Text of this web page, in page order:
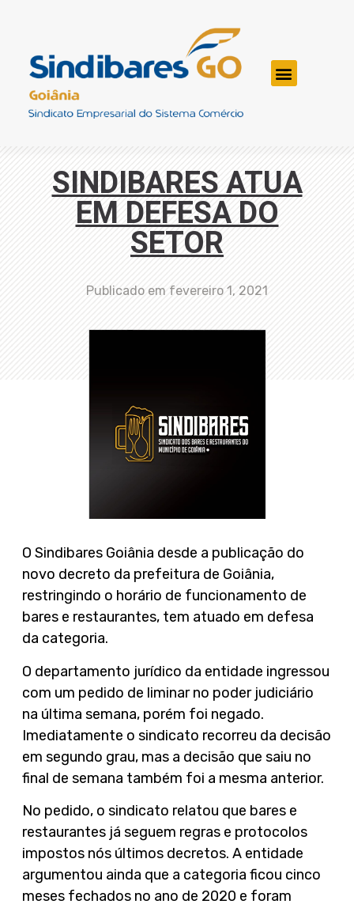
SINDIBARES ATUA
EM DEFESA DO
SETOR
Publicado em fevereiro 1, 2021
O Sindibares Goiânia desde a publicação do
novo decreto da prefeitura de Goiânia,
restringindo o horário de funcionamento de
bares e restaurantes, tem atuado em defesa
da categoria.
O departamento jurídico da entidade ingressou
com um pedido de liminar no poder judiciário
na última semana, porém foi negado.
Imediatamente o sindicato recorreu da decisão
em segundo grau, mas a decisão que saiu no
final de semana também foi a mesma anterior.
No pedido, o sindicato relatou que bares e
restaurantes já seguem regras e protocolos
impostos nós últimos decretos. A entidade
argumentou ainda que a categoria ficou cinco
meses fechados no ano de 2020 e foram